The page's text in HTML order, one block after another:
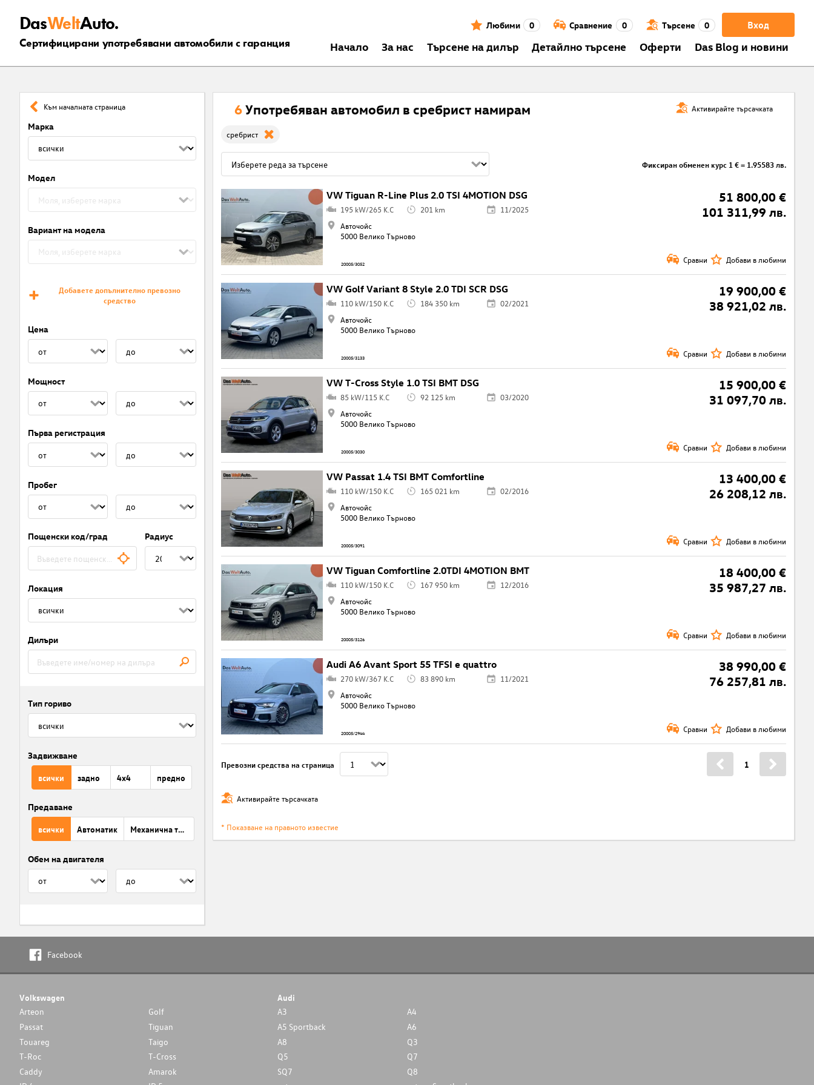
DasWeltAuto.
Сертифицирани употребявани автомобили с гаранция
Вход
Любими 0 Сравнение 0 Търсене 0
Началo За нас Търсене на дилър Детайлно търсене Оферти Das Blog и новини
Към началната страница
Марка
Модел
Вариант на модела
Добавете допълнително превозно
средство
Цена
Мощност
Първа регистрация
Пробег
Пощенски код/град Радиус
Локация
Дилъри
Тип гориво
Задвижване
всички задно 4x4 предно
Предаване
всички Автоматик Механична трансмисия
Обем на двигателя
Активирайте търсачката
6Употребяван автомобил в сребрист намирам
сребрист
Фиксиран обменен курс 1 € = 1.95583 лв.
VW Tiguan R-Line Plus 2.0 TSI 4MOTION DSG
51 800,00 €
101 311,99 лв.
195 kW/265 K.C 201 km
11/2025
Авточойс
5000 Велико Търново
20005/3052 Сравни Добави в любими
VW Golf Variant 8 Style 2.0 TDI SCR DSG
19 900,00 €
38 921,02 лв.
110 kW/150 K.C 184 350 km
02/2021
Авточойс
5000 Велико Търново
20005/3133 Сравни Добави в любими
VW T-Cross Style 1.0 TSI BMT DSG
15 900,00 €
31 097,70 лв.
85 kW/115 K.C 92 125 km
03/2020
Авточойс
5000 Велико Търново
20005/3030 Сравни Добави в любими
VW Passat 1.4 TSI BMT Comfortline
13 400,00 €
26 208,12 лв.
110 kW/150 K.C 165 021 km
02/2016
Авточойс
5000 Велико Търново
20005/3091 Сравни Добави в любими
VW Tiguan Comfortline 2.0TDI 4MOTION BMT
18 400,00 €
35 987,27 лв.
110 kW/150 K.C 167 950 km
12/2016
Авточойс
5000 Велико Търново
20005/3126 Сравни Добави в любими
Audi A6 Avant Sport 55 TFSI e quattro
38 990,00 €
76 257,81 лв.
270 kW/367 K.C 83 890 km
11/2021
Авточойс
5000 Велико Търново
20005/2944 Сравни Добави в любими
Превозни средства на страница 1
Активирайте търсачката
* Показване на правното известие
Facebook
Volkswagen
Arteon
Golf
Passat
Tiguan
Touareg
Taigo
T-Roc
T-Cross
Caddy
Amarok
Audi
A3
A4
A5 Sportback
A6
A8
Q3
Q5
Q7
SQ7
Q8